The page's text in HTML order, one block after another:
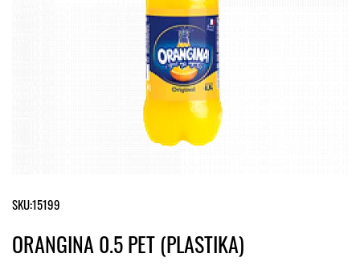
SKU:15199
ORANGINA 0.5 PET (PLASTIKA)